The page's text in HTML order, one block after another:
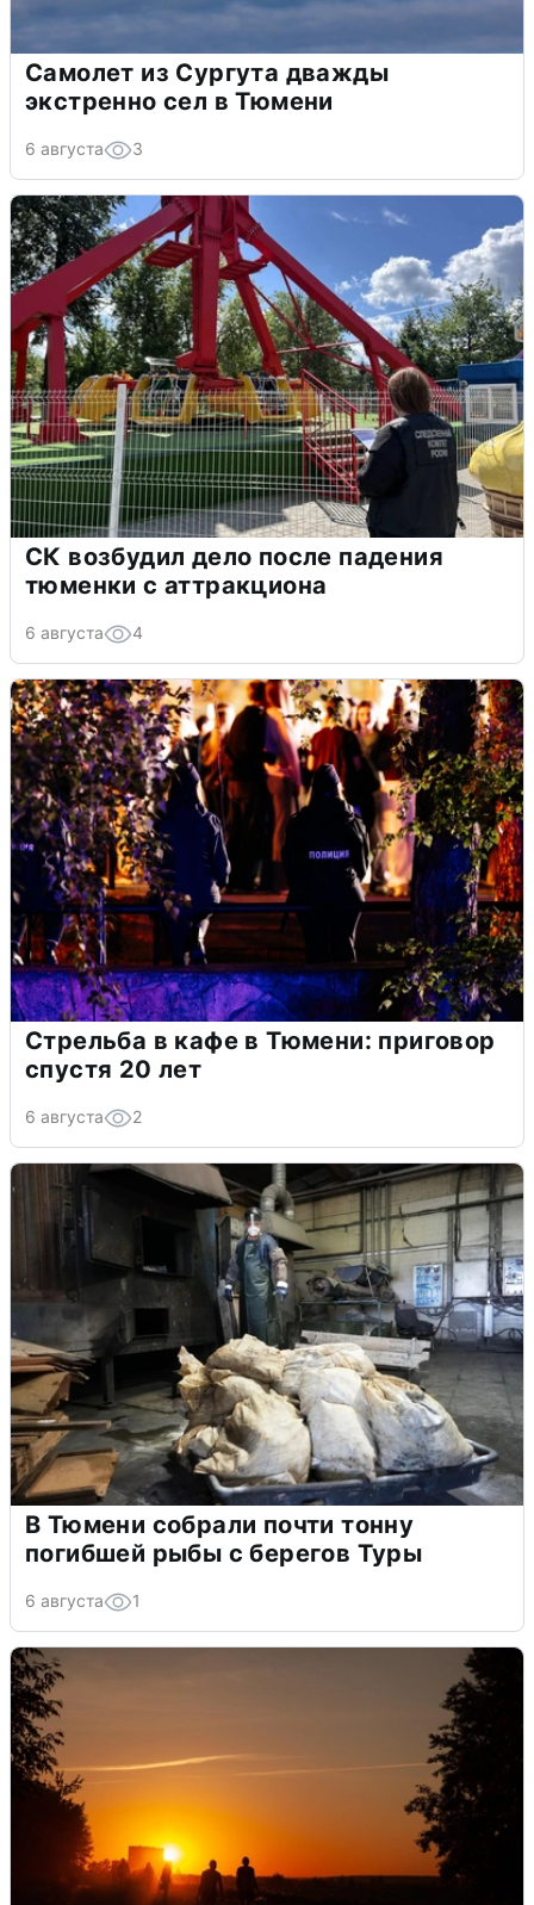
Самолет из Сургута дважды
экстренно сел в Тюмени
6 августа 3
СК возбудил дело после падения
тюменки с аттракциона
6 августа 4
Стрельба в кафе в Тюмени: приговор
спустя 20 лет
6 августа 2
В Тюмени собрали почти тонну
погибшей рыбы с берегов Туры
6 августа 1